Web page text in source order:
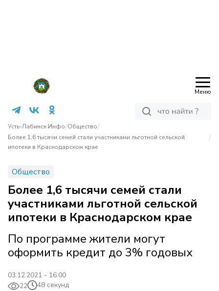
Меню
Усть-Лабинск Инфо/Общество/
Более 1,6 тысячи семей стали участниками льготной сельской
ипотеки в Краснодарском крае
/
Общество
Более 1,6 тысячи семей стали
участниками льготной сельской
ипотеки в Краснодарском крае
По программе жители могут
оформить кредит до 3% годовых
03.12.2021 - 16:00
22
48 секунд